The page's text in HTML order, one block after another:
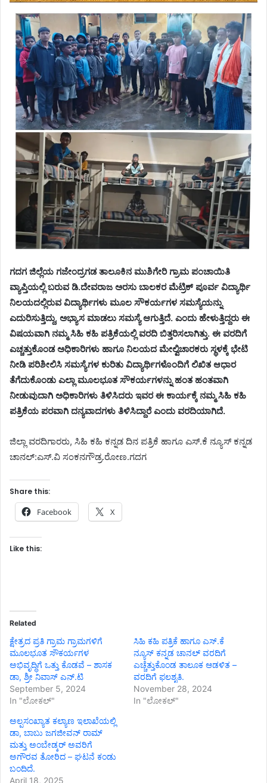
ಗದಗ ಜಿಲ್ಲೆಯ ಗಜೇಂದ್ರಗಡ ತಾಲೂಕಿನ ಮುಶಿಗೇರಿ ಗ್ರಾಮ ಪಂಚಾಯಿತಿ
ವ್ಯಾಪ್ತಿಯಲ್ಲಿ ಬರುವ ಡಿ.ದೇವರಾಜ ಅರಸು ಬಾಲಕರ ಮೆಟ್ರಿಕ್ ಪೂರ್ವ ವಿದ್ಯಾರ್ಥಿ
ನಿಲಯದಲ್ಲಿರುವ ವಿದ್ಯಾರ್ಥಿಗಳು ಮೂಲ ಸೌಕರ್ಯಗಳ ಸಮಸ್ಯೆಯನ್ನು
ಎದುರಿಸುತ್ತಿದ್ದು, ಅಭ್ಯಾಸ ಮಾಡಲು ಸಮಸ್ಯೆ ಆಗುತ್ತಿದೆ. ಎಂದು ಹೇಳುತ್ತಿದ್ದರು ಈ
ವಿಷಯವಾಗಿ ನಮ್ಮ ಸಿಹಿ ಕಹಿ ಪತ್ರಿಕೆಯಲ್ಲಿ ವರದಿ ಬಿತ್ತರಿಸಲಾಗಿತ್ತು. ಈ ವರದಿಗೆ
ಎಚ್ಚತ್ತುಕೊಂಡ ಅಧಿಕಾರಿಗಳು ಹಾಗೂ ನಿಲಯದ ಮೇಲ್ವಿಚಾರಕರು ಸ್ಥಳಕ್ಕೆ ಭೇಟಿ
ನೀಡಿ ಪರಿಶೀಲಿಸಿ ಸಮಸ್ಯೆಗಳ ಕುರಿತು ವಿದ್ಯಾರ್ಥಿಗಳೊಂದಿಗೆ ಲಿಖಿತ ಆಧಾರ
ತೆಗೆದುಕೊಂಡು ಎಲ್ಲಾ ಮೂಲಭೂತ ಸೌಕರ್ಯಗಳನ್ನು ಹಂತ ಹಂತವಾಗಿ
ನೀಡುವುದಾಗಿ ಅಧಿಕಾರಿಗಳು ತಿಳಿಸಿದರು ಇವರ ಈ ಕಾರ್ಯಕ್ಕೆ ನಮ್ಮ ಸಿಹಿ ಕಹಿ
ಪತ್ರಿಕೆಯ ಪರವಾಗಿ ದನ್ಯವಾದಗಳು ತಿಳಿಸಿದ್ದಾರೆ ಎಂದು ವರದಿಯಾಗಿದೆ.
ಜಿಲ್ಲಾ ವರದಿಗಾರರು, ಸಿಹಿ ಕಹಿ ಕನ್ನಡ ದಿನ ಪತ್ರಿಕೆ ಹಾಗೂ ಎಸ್.ಕೆ ನ್ಯೂಸ್ ಕನ್ನಡ
ಚಾನಲ್:ಎಸ್.ವಿ ಸಂಕನಗೌಡ್ರ.ರೋಣ.ಗದಗ
Share this:
Facebook X
Like this:
Related
ಕ್ಷೇತ್ರದ ಪ್ರತಿ ಗ್ರಾಮ ಗ್ರಾಮಗಳಿಗೆ
ಮೂಲಭೂತ ಸೌಕರ್ಯಗಳ
ಅಭಿವೃದ್ಧಿಗೆ ಒತ್ತು ಕೊಡವೆ – ಶಾಸಕ
ಡಾ, ಶ್ರೀ ನಿವಾಸ್ ಎನ್.ಟಿ
September 5, 2024
In "ಲೋಕಲ್"
ಸಿಹಿ ಕಹಿ ಪತ್ರಿಕೆ ಹಾಗೂ ಎಸ್.ಕೆ
ನ್ಯೂಸ್ ಕನ್ನಡ ಚಾನಲ್ ವರದಿಗೆ
ಎಚ್ಚೆತ್ತುಕೊಂಡ ತಾಲೂಕ ಆಡಳಿತ –
ವರದಿಗೆ ಫಲಶೃತಿ.
November 28, 2024
In "ಲೋಕಲ್"
ಅಲ್ಪಸಂಖ್ಯಾತ ಕಲ್ಯಾಣ ಇಲಾಖೆಯಲ್ಲಿ
ಡಾ, ಬಾಬು ಜಗಜೀವನ್ ರಾಮ್
ಮತ್ತು ಅಂಬೇಡ್ಕರ್ ಅವರಿಗೆ
ಅಗೌರವ ತೋರಿದ – ಘಟನೆ ಕಂಡು
ಬಂದಿದೆ.
April 18, 2025